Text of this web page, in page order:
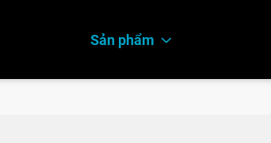
Sản phẩm